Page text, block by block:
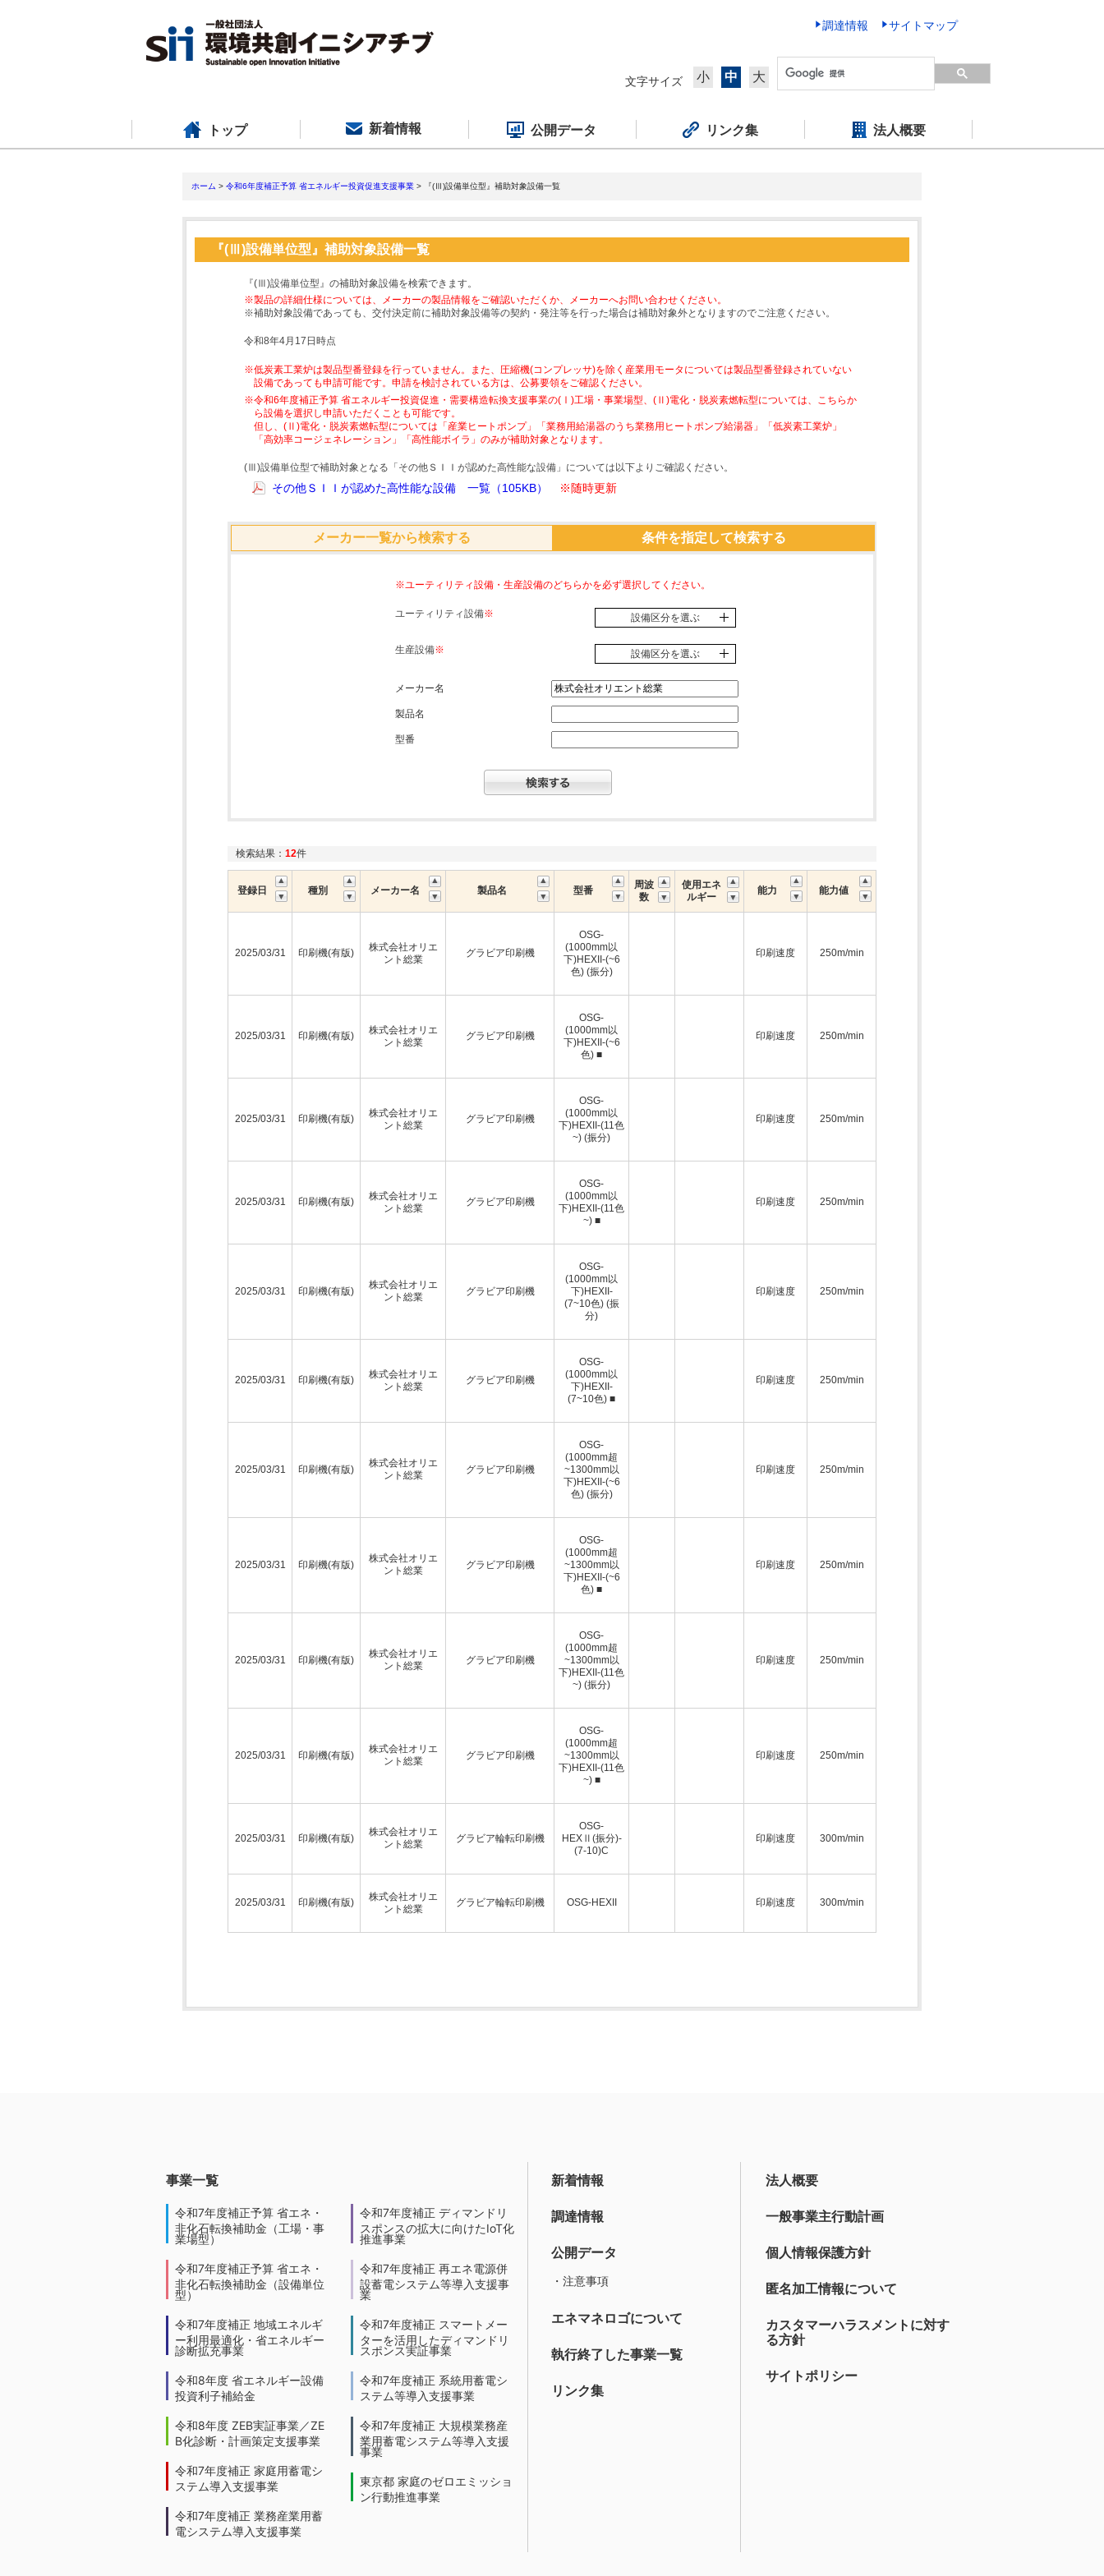
調達情報 サイトマップ
文字サイズ 小 中 大
トップ 新着情報 公開データ リンク集 法人概要
ホーム > 令和6年度補正予算 省エネルギー投資促進支援事業 > 『(Ⅲ)設備単位型』補助対象設備一覧
『(Ⅲ)設備単位型』補助対象設備一覧
『(Ⅲ)設備単位型』の補助対象設備を検索できます。
※製品の詳細仕様については、メーカーの製品情報をご確認いただくか、メーカーへお問い合わせください。
※補助対象設備であっても、交付決定前に補助対象設備等の契約・発注等を行った場合は補助対象外となりますのでご注意ください。
令和8年4月17日時点
※低炭素工業炉は製品型番登録を行っていません。また、圧縮機(コンプレッサ)を除く産業用モータについては製品型番登録されていない
設備であっても申請可能です。申請を検討されている方は、公募要領をご確認ください。
※令和6年度補正予算 省エネルギー投資促進・需要構造転換支援事業の(Ⅰ)工場・事業場型、(Ⅱ)電化・脱炭素燃転型については、こちらか
ら設備を選択し申請いただくことも可能です。
但し、(Ⅱ)電化・脱炭素燃転型については「産業ヒートポンプ」「業務用給湯器のうち業務用ヒートポンプ給湯器」「低炭素工業炉」
「高効率コージェネレーション」「高性能ボイラ」のみが補助対象となります。
(Ⅲ)設備単位型で補助対象となる「その他ＳＩＩが認めた高性能な設備」については以下よりご確認ください。
その他ＳＩＩが認めた高性能な設備 一覧（105KB） ※随時更新
メーカー一覧から検索する 条件を指定して検索する
※ユーティリティ設備・生産設備のどちらかを必ず選択してください。
ユーティリティ設備※ 設備区分を選ぶ
生産設備※ 設備区分を選ぶ
メーカー名
製品名
型番
検索結果： 12件
登録日 種別 メーカー名 製品名 型番
周波
数
使用エネ
ルギー
能力 能力値
2025/03/31 印刷機(有版)
株式会社オリエ
ント総業
グラビア印刷機
OSG-
(1000mm以
下)HEXII-(~6
色) (振分)
印刷速度 250m/min
2025/03/31 印刷機(有版)
株式会社オリエ
ント総業
グラビア印刷機
OSG-
(1000mm以
下)HEXII-(~6
色) ■
印刷速度 250m/min
2025/03/31 印刷機(有版)
株式会社オリエ
ント総業
グラビア印刷機
OSG-
(1000mm以
下)HEXII-(11色
~) (振分)
印刷速度 250m/min
2025/03/31 印刷機(有版)
株式会社オリエ
ント総業
グラビア印刷機
OSG-
(1000mm以
下)HEXII-(11色
~) ■
印刷速度 250m/min
2025/03/31 印刷機(有版)
株式会社オリエ
ント総業
グラビア印刷機
OSG-
(1000mm以
下)HEXII-
(7~10色) (振
分)
印刷速度 250m/min
2025/03/31 印刷機(有版)
株式会社オリエ
ント総業
グラビア印刷機
OSG-
(1000mm以
下)HEXII-
(7~10色) ■
印刷速度 250m/min
2025/03/31 印刷機(有版)
株式会社オリエ
ント総業
グラビア印刷機
OSG-
(1000mm超
~1300mm以
下)HEXII-(~6
色) (振分)
印刷速度 250m/min
2025/03/31 印刷機(有版)
株式会社オリエ
ント総業
グラビア印刷機
OSG-
(1000mm超
~1300mm以
下)HEXII-(~6
色) ■
印刷速度 250m/min
2025/03/31 印刷機(有版)
株式会社オリエ
ント総業
グラビア印刷機
OSG-
(1000mm超
~1300mm以
下)HEXII-(11色
~) (振分)
印刷速度 250m/min
2025/03/31 印刷機(有版)
株式会社オリエ
ント総業
グラビア印刷機
OSG-
(1000mm超
~1300mm以
下)HEXII-(11色
~) ■
印刷速度 250m/min
2025/03/31 印刷機(有版)
株式会社オリエ
ント総業
グラビア輪転印刷機
OSG-
HEXⅡ(振分)-
(7-10)C
印刷速度 300m/min
2025/03/31 印刷機(有版)
株式会社オリエ
ント総業
グラビア輪転印刷機 OSG-HEXII 印刷速度 300m/min
事業一覧
令和7年度補正予算 省エネ・
非化石転換補助金（工場・事
業場型）
令和7年度補正予算 省エネ・
非化石転換補助金（設備単位
型）
令和7年度補正 地域エネルギ
ー利用最適化・省エネルギー
診断拡充事業
令和8年度 省エネルギー設備
投資利子補給金
令和8年度 ZEB実証事業／ZE
B化診断・計画策定支援事業
令和7年度補正 家庭用蓄電シ
ステム導入支援事業
令和7年度補正 業務産業用蓄
電システム導入支援事業
令和7年度補正 ディマンドリ
スポンスの拡大に向けたIoT化
推進事業
令和7年度補正 再エネ電源併
設蓄電システム等導入支援事
業
令和7年度補正 スマートメー
ターを活用したディマンドリ
スポンス実証事業
令和7年度補正 系統用蓄電シ
ステム等導入支援事業
令和7年度補正 大規模業務産
業用蓄電システム等導入支援
事業
東京都 家庭のゼロエミッショ
ン行動推進事業
新着情報
調達情報
公開データ
・注意事項
エネマネロゴについて
執行終了した事業一覧
リンク集
法人概要
一般事業主行動計画
個人情報保護方針
匿名加工情報について
カスタマーハラスメントに対す
る方針
サイトポリシー